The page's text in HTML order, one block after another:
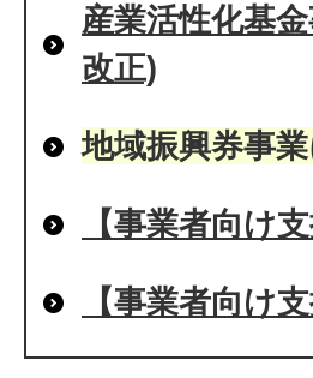
産業活性化基
改正)
地域振興券事
【事業者向け
【事業者向け